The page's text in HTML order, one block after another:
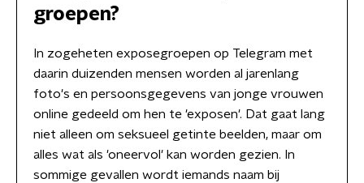
groepen?
In zogeheten exposegroepen op Telegram met
daarin duizenden mensen worden al jarenlang
foto's en persoonsgegevens van jonge vrouwen
online gedeeld om hen te 'exposen'. Dat gaat lang
niet alleen om seksueel getinte beelden, maar om
alles wat als 'oneervol' kan worden gezien. In
sommige gevallen wordt iemands naam bij